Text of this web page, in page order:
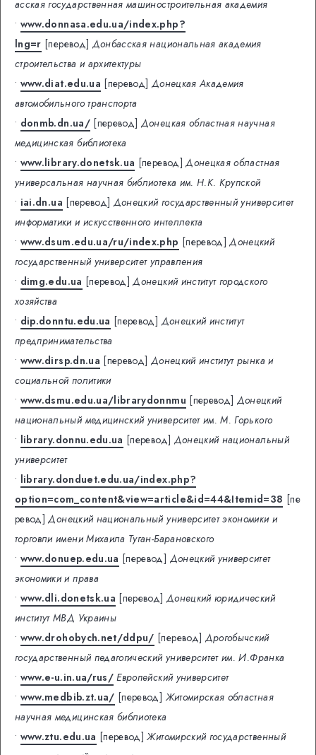
асская государственная машиностроительная академия
• www.donnasa.edu.ua/index.php?
lng=r [перевод] Донбасская национальная академия
строительства и архитектуры
• www.diat.edu.ua [перевод] Донецкая Академия
автомобильного транспорта
• donmb.dn.ua/ [перевод] Донецкая областная научная
медицинская библиотека
• www.library.donetsk.ua [перевод] Донецкая областная
универсальная научная библиотека им. Н.К. Крупской
• iai.dn.ua [перевод] Донецкий государственный университет
информатики и искусственного интеллекта
• www.dsum.edu.ua/ru/index.php [перевод] Донецкий
государственный университет управления
• dimg.edu.ua [перевод] Донецкий институт городского
хозяйства
• dip.donntu.edu.ua [перевод] Донецкий институт
предпринимательства
• www.dirsp.dn.ua [перевод] Донецкий институт рынка и
социальной политики
• www.dsmu.edu.ua/librarydonnmu [перевод] Донецкий
национальный медицинский университет им. М. Горького
• library.donnu.edu.ua [перевод] Донецкий национальный
университет
• library.donduet.edu.ua/index.php?
option=com_content&view=article&id=44&Itemid=38 [пе
ревод] Донецкий национальный университет экономики и
торговли имени Михаила Туган-Барановского
• www.donuep.edu.ua [перевод] Донецкий университет
экономики и права
• www.dli.donetsk.ua [перевод] Донецкий юридический
институт МВД Украины
• www.drohobych.net/ddpu/ [перевод] Дрогобычский
государственный педагогический университет им. И.Франка
• www.e-u.in.ua/rus/ Европейский университет
• www.medbib.zt.ua/ [перевод] Житомирская областная
научная медицинская библиотека
• www.ztu.edu.ua [перевод] Житомирский государственный